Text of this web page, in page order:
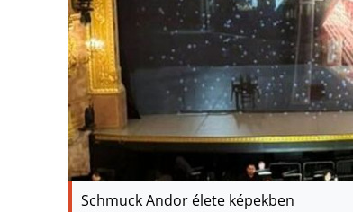
Schmuck Andor élete képekben